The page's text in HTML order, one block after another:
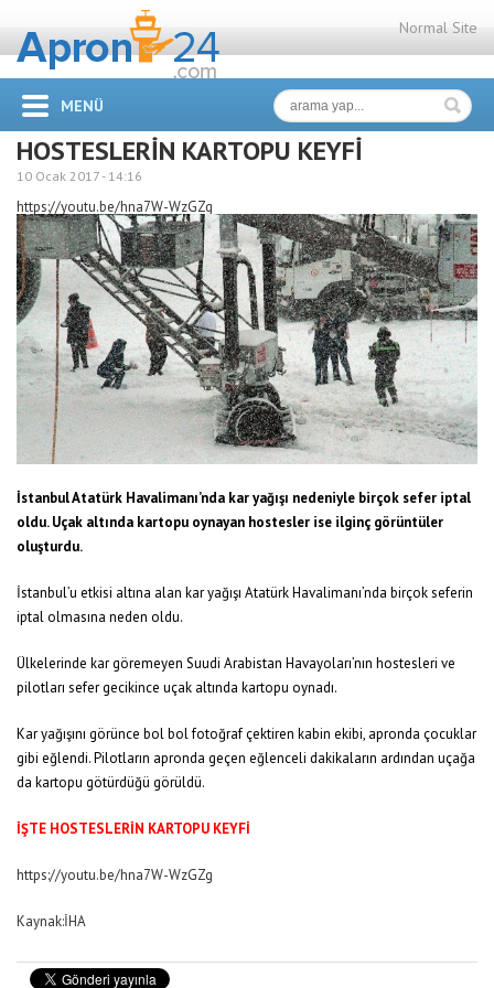
Normal Site
MENÜ
HOSTESLERİN KARTOPU KEYFİ
10 Ocak 2017 - 14:16
https://youtu.be/hna7W-WzGZg
İstanbul Atatürk Havalimanı’nda kar yağışı nedeniyle birçok sefer iptal
oldu. Uçak altında kartopu oynayan hostesler ise ilginç görüntüler
oluşturdu.
İstanbul’u etkisi altına alan kar yağışı Atatürk Havalimanı’nda birçok seferin
iptal olmasına neden oldu.
Ülkelerinde kar göremeyen Suudi Arabistan Havayoları’nın hostesleri ve
pilotları sefer gecikince uçak altında kartopu oynadı.
Kar yağışını görünce bol bol fotoğraf çektiren kabin ekibi, apronda çocuklar
gibi eğlendi. Pilotların apronda geçen eğlenceli dakikaların ardından uçağa
da kartopu götürdüğü görüldü.
İŞTE HOSTESLERİN KARTOPU KEYFİ
https://youtu.be/hna7W-WzGZg
Kaynak:İHA